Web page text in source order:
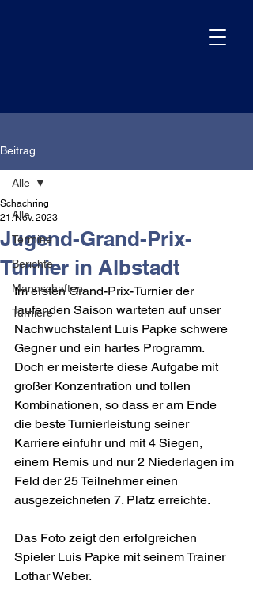
Beitrag
Alle
Termine
Berichte
Mannschaften
Turniere
Alle
Jugend-Grand-Prix-
Turnier in Albstadt
Schachring
21. Nov. 2023
Im ersten Grand-Prix-Turnier der
laufenden Saison warteten auf unser
Nachwuchstalent Luis Papke schwere
Gegner und ein hartes Programm.
Doch er meisterte diese Aufgabe mit
großer Konzentration und tollen
Kombinationen, so dass er am Ende
die beste Turnierleistung seiner
Karriere einfuhr und mit 4 Siegen,
einem Remis und nur 2 Niederlagen im
Feld der 25 Teilnehmer einen
ausgezeichneten 7. Platz erreichte.
Das Foto zeigt den erfolgreichen
Spieler Luis Papke mit seinem Trainer
Lothar Weber.